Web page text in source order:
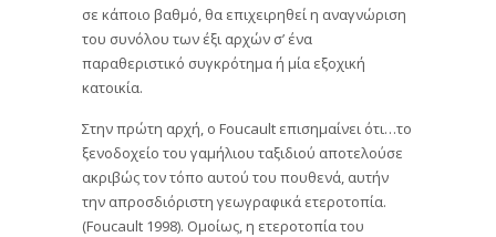
σε κάποιο βαθμό, θα επιχειρηθεί η αναγνώριση
του συνόλου των έξι αρχών σ’ ένα
παραθεριστικό συγκρότημα ή μία εξοχική
κατοικία.
Στην πρώτη αρχή, ο Foucault επισημαίνει ότι…το
ξενοδοχείο του γαμήλιου ταξιδιού αποτελούσε
ακριβώς τον τόπο αυτού του πουθενά, αυτήν
την απροσδιόριστη γεωγραφικά ετεροτοπία.
(Foucault 1998). Ομοίως, η ετεροτοπία του